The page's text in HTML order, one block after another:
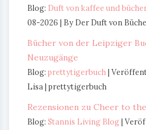
Blog: Duft von kaffee und
08-2026
By Der Duft von
Bücher von der Leipziger
Neuzugänge
Blog: prettytigerbuch
Lisa | prettytigerbuch
Rezensionen zu Cheer to
Blog: Stannis Living Blog